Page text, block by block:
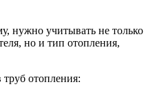
нужно учитывать не только
но и тип отопления,
труб отопления: